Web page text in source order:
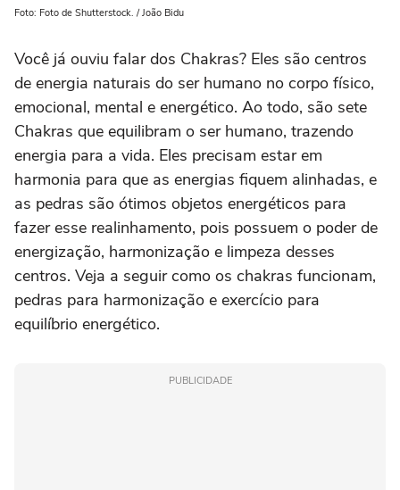
Foto: Foto de Shutterstock. / João Bidu
Você já ouviu falar dos Chakras? Eles são centros
de energia naturais do ser humano no corpo físico,
emocional, mental e energético. Ao todo, são sete
Chakras que equilibram o ser humano, trazendo
energia para a vida. Eles precisam estar em
harmonia para que as energias fiquem alinhadas, e
as pedras são ótimos objetos energéticos para
fazer esse realinhamento, pois possuem o poder de
energização, harmonização e limpeza desses
centros. Veja a seguir como os chakras funcionam,
pedras para harmonização e exercício para
equilíbrio energético.
PUBLICIDADE